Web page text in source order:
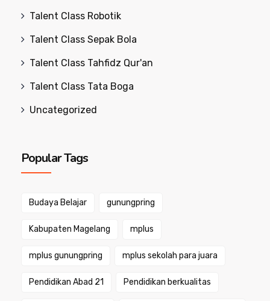
Talent Class Robotik
Talent Class Sepak Bola
Talent Class Tahfidz Qur'an
Talent Class Tata Boga
Uncategorized
Popular Tags
Budaya Belajar gunungpring
Kabupaten Magelang mplus
mplus gunungpring mplus sekolah para juara
Pendidikan Abad 21 Pendidikan berkualitas